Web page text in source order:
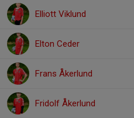
Elliott Viklund
Elton Ceder
Frans Åkerlund
Fridolf Åkerlund